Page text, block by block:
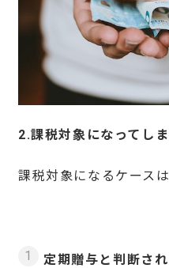
2.課税対象になってし
課税対象になるケース
定期贈与と判断さ